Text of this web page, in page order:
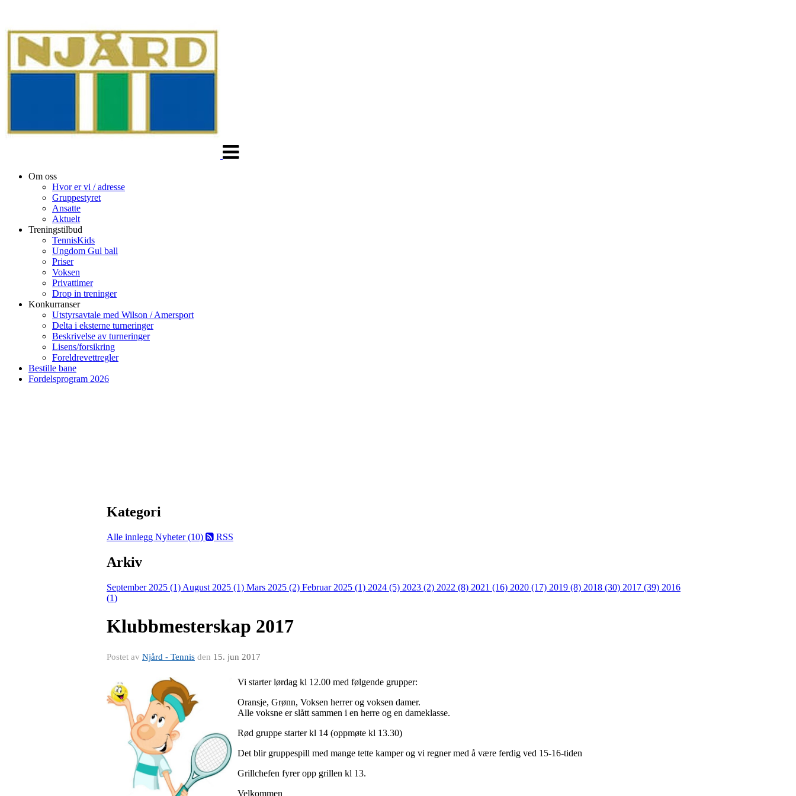
Om oss
Hvor er vi / adresse
Gruppestyret
Ansatte
Aktuelt
Treningstilbud
TennisKids
Ungdom Gul ball
Priser
Voksen
Privattimer
Drop in treninger
Konkurranser
Utstyrsavtale med Wilson / Amersport
Delta i eksterne turneringer
Beskrivelse av turneringer
Lisens/forsikring
Foreldrevettregler
Bestille bane
Fordelsprogram 2026
Kategori
Alle innlegg Nyheter (10) RSS
Arkiv
September 2025 (1) August 2025 (1) Mars 2025 (2) Februar 2025 (1) 2024 (5) 2023 (2) 2022 (8) 2021 (16) 2020 (17) 2019 (8) 2018 (30) 2017 (39) 2016
(1)
Klubbmesterskap 2017
Postet av Njård - Tennis den 15. jun 2017
Vi starter lørdag kl 12.00 med følgende grupper:
Oransje, Grønn, Voksen herrer og voksen damer.
Alle voksne er slått sammen i en herre og en dameklasse.
Rød gruppe starter kl 14 (oppmøte kl 13.30)
Det blir gruppespill med mange tette kamper og vi regner med å være ferdig ved 15-16-tiden
Grillchefen fyrer opp grillen kl 13.
Velkommen